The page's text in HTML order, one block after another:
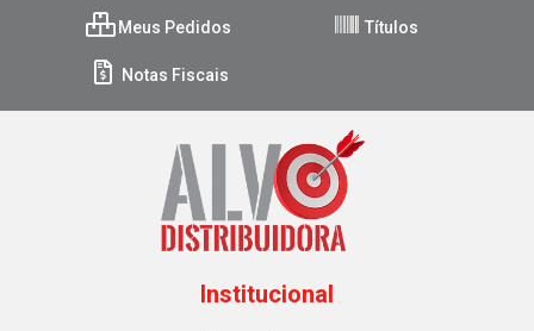
Meus Pedidos Títulos
Notas Fiscais
Institucional